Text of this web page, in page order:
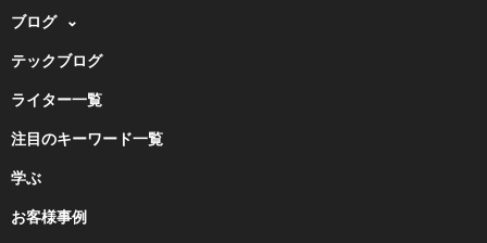
ブログ
テックブログ
ライター一覧
注目のキーワード一覧
学ぶ
お客様事例